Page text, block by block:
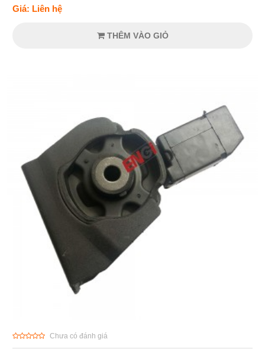
Giá: Liên hệ
THÊM VÀO GIỎ
Chưa có đánh giá